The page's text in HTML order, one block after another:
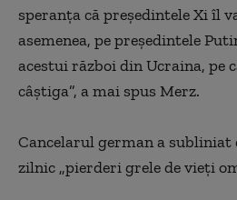
speranţa că preşedintele Xi îl
asemenea, pe preşedintele
acestui război din Ucraina, pe
câştiga”, a mai spus Merz.
Cancelarul german a subliniat
zilnic „pierderi grele de vieţi